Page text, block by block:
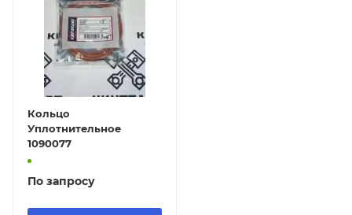
Кольцо
Уплотнительное
1090077
По запросу